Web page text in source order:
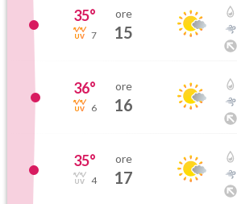
35°
7
ore
15
36°
6
ore
16
35°
4
ore
17